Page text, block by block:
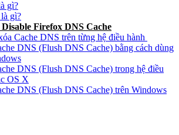
gì?
gì?
Firefox DNS Cache
Cache DNS trên từng hệ điều hành
DNS (Flush DNS Cache) bằng cách dùng
DNS (Flush DNS Cache) trong hệ điều
OS X
DNS (Flush DNS Cache) trên Windows